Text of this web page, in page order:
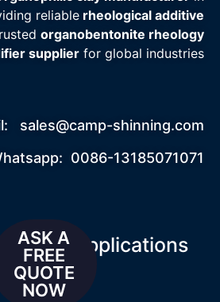
reliable rheological additive
organobentonite rheology
supplier for global industries.”
sales@camp-shinning.com
0086-13185071071
Applications
ASK A
FREE
QUOTE
NOW